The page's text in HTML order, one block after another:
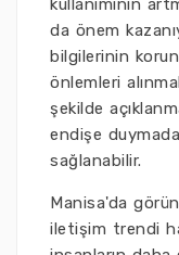
kullanımının
da önem
bilgilerinin
önlemleri
şekilde
endişe
sağlanabilir.
Manisa'da
iletişim trendi